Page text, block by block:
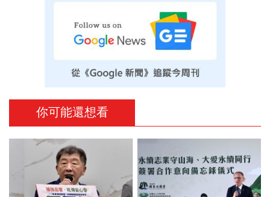
你可能還想看